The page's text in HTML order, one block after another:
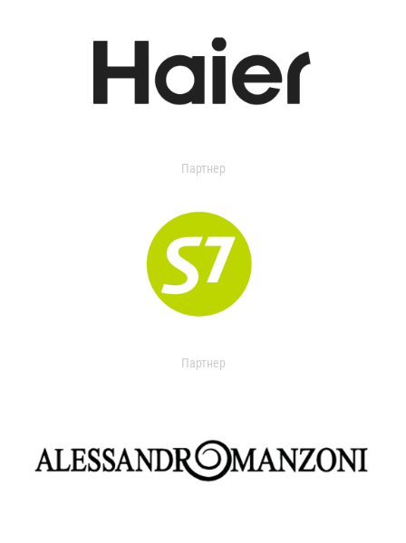
Партнер
Партнер